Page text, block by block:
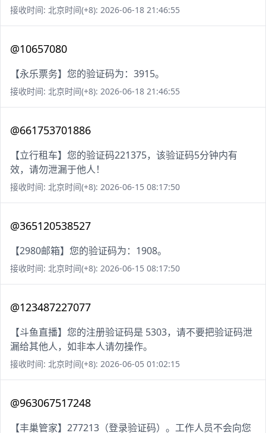
接收时间: 北京时间(+8): 2026-06-18 21:46:55
@10657080
【永乐票务】您的验证码为：3915。
接收时间: 北京时间(+8): 2026-06-18 21:46:55
@661753701886
【立行租车】您的验证码221375，该验证码5分钟内有
效，请勿泄漏于他人！
接收时间: 北京时间(+8): 2026-06-15 08:17:50
@365120538527
【2980邮箱】您的验证码为：1908。
接收时间: 北京时间(+8): 2026-06-15 08:17:50
@123487227077
【斗鱼直播】您的注册验证码是 5303，请不要把验证码泄
漏给其他人，如非本人请勿操作。
接收时间: 北京时间(+8): 2026-06-05 01:02:15
@963067517248
【丰巢管家】277213（登录验证码）。工作人员不会向您